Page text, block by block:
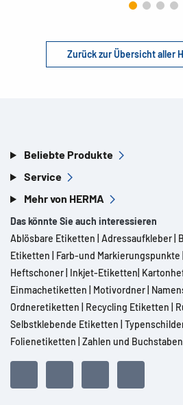
Zurück zur Übersicht aller
Beliebte Produkte
Service
Mehr von HERMA
Das könnte Sie auch interessieren
Ablösbare Etiketten Adressaufkleber
Etiketten
Farb-und Markierungspunkte
Heftschoner Inkjet-Etiketten
Einmachetiketten
Motivordner
Ordneretiketten
Recycling Etiketten
Selbstklebende Etiketten
Folienetiketten Zahlen und Buchstaben